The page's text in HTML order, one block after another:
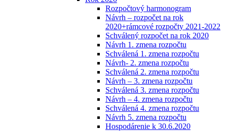
Rozpočtový harmonogram
Návrh – rozpočet na rok
2020+rámcové rozpočty 2021-2022
Schválený rozpočet na rok 2020
Návrh 1. zmena rozpočtu
Schválená 1. zmena rozpočtu
Návrh- 2. zmena rozpočtu
Schválená 2. zmena rozpočtu
Návrh – 3. zmena rozpočtu
Schválená 3. zmena rozpočtu
Návrh – 4. zmena rozpočtu
Schválená 4. zmena rozpočtu
Návrh 5. zmena rozpočtu
Hospodárenie k 30.6.2020